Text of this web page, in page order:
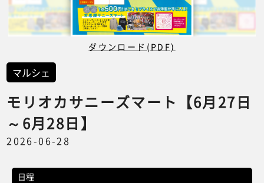
ダウンロード(PDF)
マルシェ
モリオカサニーズマート【6月27日
～6月28日】
2026-06-28
日程